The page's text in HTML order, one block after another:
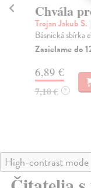
Chvála
Trojan Jakub S.
Básnická sbírka
Zasielame do
6,89 €
7,10 € ?
High-contrast mode